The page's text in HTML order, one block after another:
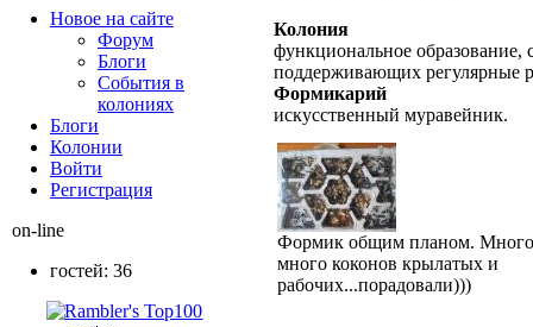
Колония
функциональное образование,
поддерживающих регулярные
Формикарий
искусственный муравейник.
Формик общим планом.
много коконов крылатых и
рабочих...порадовали)))
Новое на сайте
Форум
Блоги
События в
колониях
Блоги
Колонии
Войти
Peгиcтpaция
on-line
гостей: 36